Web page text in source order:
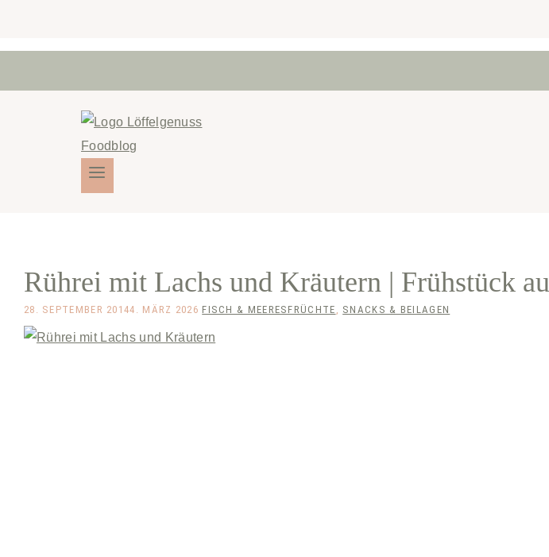
Rührei mit Lachs und Kräutern | Frühstück
28. SEPTEMBER 20144. MÄRZ 2026 FISCH & MEERESFRÜCHTE , SNACKS & BEILAGEN